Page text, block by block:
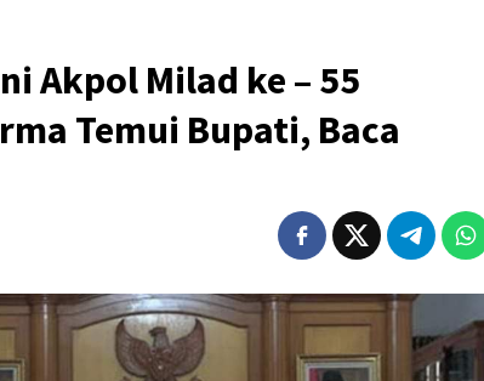
Akpol Milad ke – 55
Temui Bupati, Baca